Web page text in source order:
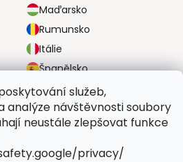
služeb,
analýze návštěvnosti soubory
neustále zlepšovat funkce
privacy/
Maďarsko
Rumunsko
Itálie
Španělsko
Rakousko